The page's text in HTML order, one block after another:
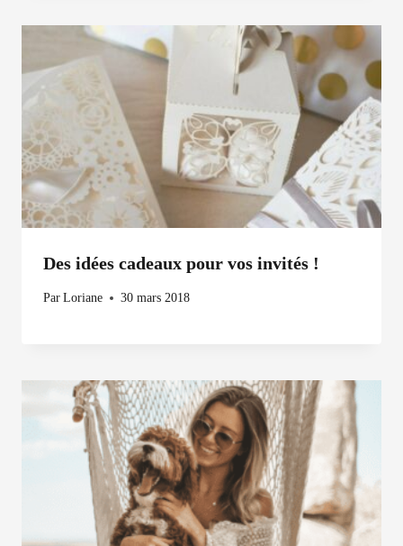
Des idées cadeaux pour vos invités !
Par Loriane 30 mars 2018